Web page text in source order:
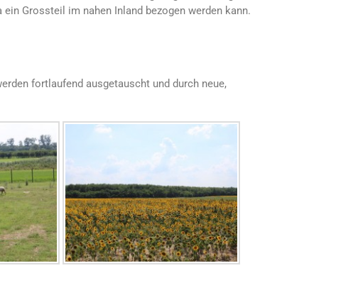
Grossteil im nahen Inland bezogen werden kann.
fortlaufend ausgetauscht und durch neue,